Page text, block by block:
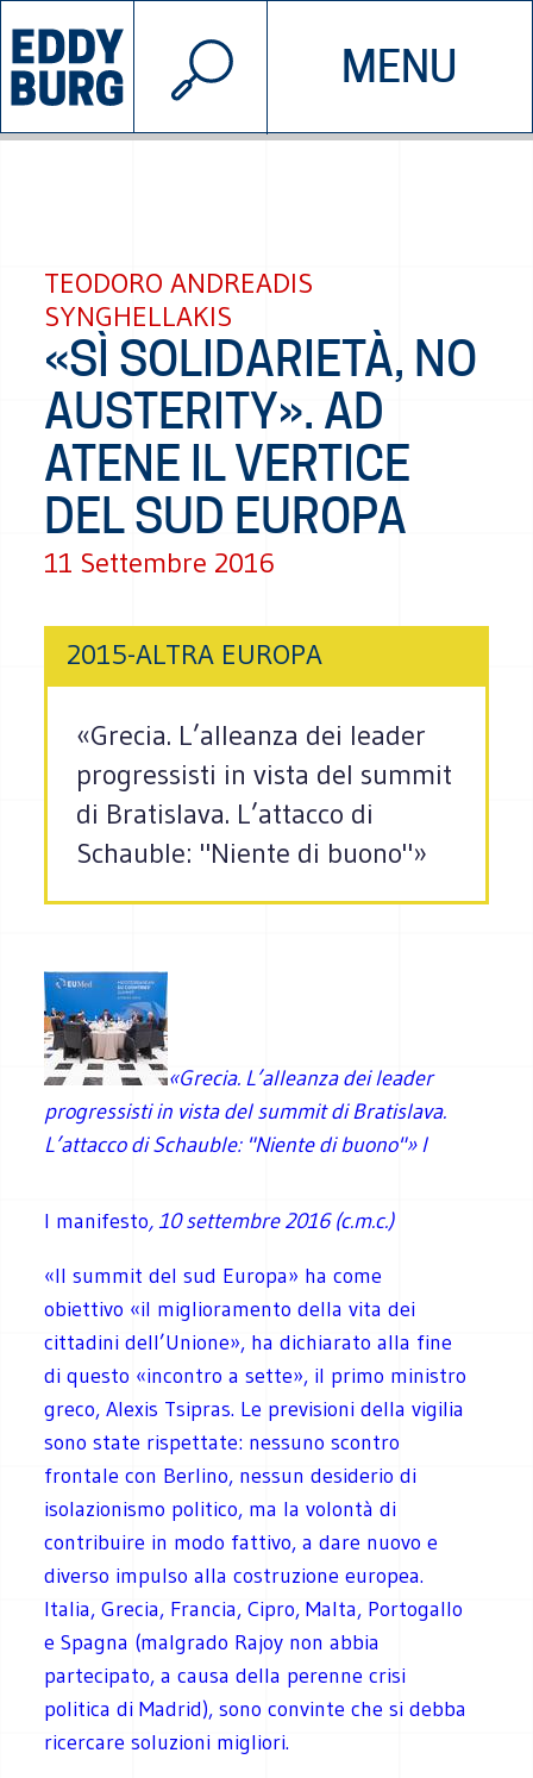
MENU
INIZIATIVE CHI SIAMO
© 2026 EDDYBURG
TEODORO ANDREADIS
SYNGHELLAKIS
«SÌ SOLIDARIETÀ, NO
AUSTERITY». AD
ATENE IL VERTICE
DEL SUD EUROPA
11 Settembre 2016
2015-ALTRA EUROPA
«Grecia. L’alleanza dei leader
progressisti in vista del summit
di Bratislava. L’attacco di
Schauble: "Niente di buono"»
«Grecia. L’alleanza dei leader
progressisti in vista del summit di Bratislava.
L’attacco di Schauble: "Niente di buono"»I
l manifesto,10 settembre 2016 (c.m.c.)
«Il summit del sud Europa» ha come
obiettivo «il miglioramento della vita dei
cittadini dell’Unione», ha dichiarato alla fine
di questo «incontro a sette», il primo ministro
greco, Alexis Tsipras. Le previsioni della vigilia
sono state rispettate: nessuno scontro
frontale con Berlino, nessun desiderio di
isolazionismo politico, ma la volontà di
contribuire in modo fattivo, a dare nuovo e
diverso impulso alla costruzione europea.
Italia, Grecia, Francia, Cipro, Malta, Portogallo
e Spagna (malgrado Rajoy non abbia
partecipato, a causa della perenne crisi
politica di Madrid), sono convinte che si debba
ricercare soluzioni migliori.